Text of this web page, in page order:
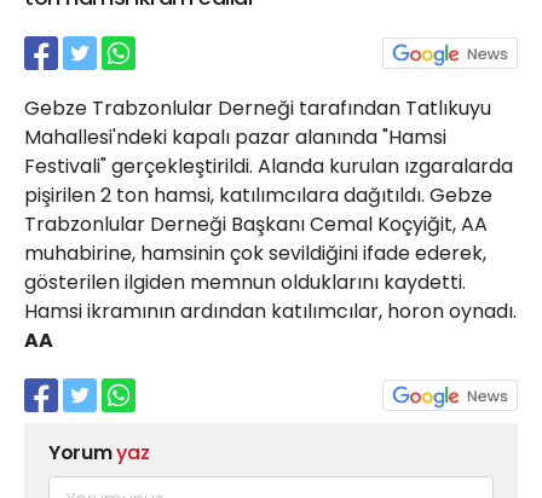
Gebze Trabzonlular Derneği tarafından Tatlıkuyu
Mahallesi'ndeki kapalı pazar alanında "Hamsi
Festivali" gerçekleştirildi. Alanda kurulan ızgaralarda
pişirilen 2 ton hamsi, katılımcılara dağıtıldı. Gebze
Trabzonlular Derneği Başkanı Cemal Koçyiğit, AA
muhabirine, hamsinin çok sevildiğini ifade ederek,
gösterilen ilgiden memnun olduklarını kaydetti.
Hamsi ikramının ardından katılımcılar, horon oynadı.
AA
Yorumyaz
02624132333
haber@golcukpostasi.com